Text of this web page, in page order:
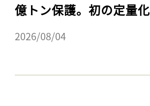
億トン保護。初の定量化
2026/08/04